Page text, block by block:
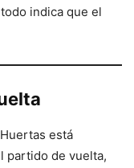
indica que el
está
partido de vuelta,